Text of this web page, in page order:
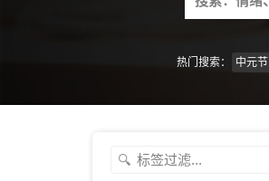
for:
热门搜索： 中元节